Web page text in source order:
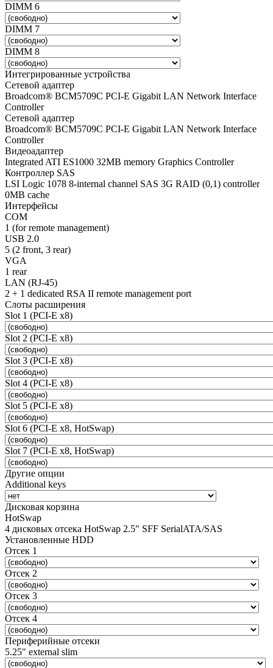
DIMM 6
DIMM 7
DIMM 8
Интегрированные устройства
Сетевой адаптер
Broadcom® BCM5709C PCI-E Gigabit LAN Network Interface
Controller
Сетевой адаптер
Broadcom® BCM5709C PCI-E Gigabit LAN Network Interface
Controller
Видеоадаптер
Integrated ATI ES1000 32MB memory Graphics Controller
Контроллер SAS
LSI Logic 1078 8-internal channel SAS 3G RAID (0,1) controller
0MB cache
Интерфейсы
COM
1 (for remote management)
USB 2.0
5 (2 front, 3 rear)
VGA
1 rear
LAN (RJ-45)
2 + 1 dedicated RSA II remote management port
Слоты расширения
Slot 1 (PCI-E x8)
Slot 2 (PCI-E x8)
Slot 3 (PCI-E x8)
Slot 4 (PCI-E x8)
Slot 5 (PCI-E x8)
Slot 6 (PCI-E x8, HotSwap)
Slot 7 (PCI-E x8, HotSwap)
Другие опции
Additional keys
Дисковая корзина
HotSwap
4 дисковых отсека HotSwap 2.5" SFF SerialATA/SAS
Установленные HDD
Отсек 1
Отсек 2
Отсек 3
Отсек 4
Периферийные отсеки
5.25" external slim